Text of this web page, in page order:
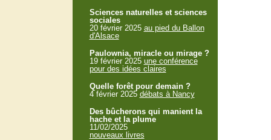
Sciences naturelles et sciences
sociales
20 février 2025 au pied du Ballon
d'Alsace
Paulownia, miracle ou mirage ?
19 février 2025 une conférence
pour des idées claires
Quelle forêt pour demain ?
4 février 2025 débats à Nancy
Des bûcherons qui manient la
hache et la plume
11/02/2025
nouveaux livres